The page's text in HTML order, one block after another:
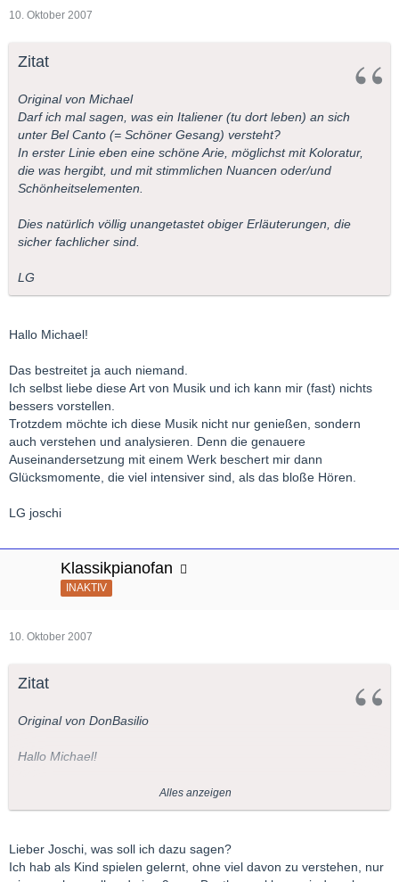
10. Oktober 2007
Zitat
Original von Michael
Darf ich mal sagen, was ein Italiener (tu dort leben) an sich
unter Bel Canto (= Schöner Gesang) versteht?
In erster Linie eben eine schöne Arie, möglichst mit Koloratur,
die was hergibt, und mit stimmlichen Nuancen oder/und
Schönheitselementen.
Dies natürlich völlig unangetastet obiger Erläuterungen, die
sicher fachlicher sind.
LG
Hallo Michael!
Das bestreitet ja auch niemand.
Ich selbst liebe diese Art von Musik und ich kann mir (fast) nichts
bessers vorstellen.
Trotzdem möchte ich diese Musik nicht nur genießen, sondern
auch verstehen und analysieren. Denn die genauere
Auseinandersetzung mit einem Werk beschert mir dann
Glücksmomente, die viel intensiver sind, als das bloße Hören.
LG joschi
Klassikpianofan
INAKTIV
10. Oktober 2007
Zitat
Original von DonBasilio
Hallo Michael!
Das bestreitet ja auch niemand.
Ich selbst liebe diese Art von Musik und ich kann mir (fast) nichts
Trotzdem möchte ich diese Musik nicht nur genießen, sondern
auch verstehen und analysieren. Denn die genauere
Alles anzeigen
Lieber Joschi, was soll ich dazu sagen?
Ich hab als Kind spielen gelernt, ohne viel davon zu verstehen, nur